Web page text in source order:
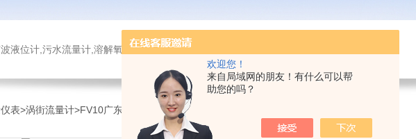
欢迎您！
来自局域网的朋友！有什么可以帮
助您的吗？
液位计,污水流量计,溶解氧仪,在线PH计,压力变送器
表>涡街流量计>FV10广东液体涡街流量计公司_kewill